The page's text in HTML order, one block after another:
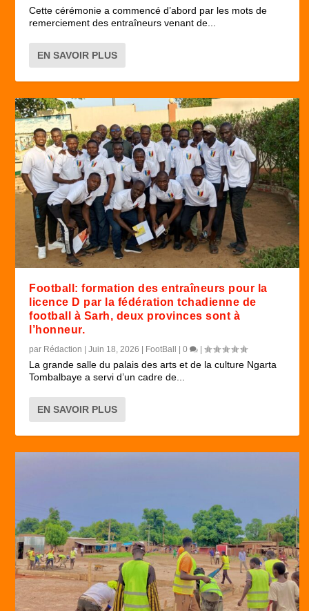
Cette cérémonie a commencé d’abord par les mots de
remerciement des entraîneurs venant de...
EN SAVOIR PLUS
Football: formation des entraîneurs pour la
licence D par la fédération tchadienne de
football à Sarh, deux provinces sont à
l’honneur.
par Rédaction |Juin 18, 2026 FootBall |0 |
La grande salle du palais des arts et de la culture Ngarta
Tombalbaye a servi d’un cadre de...
EN SAVOIR PLUS